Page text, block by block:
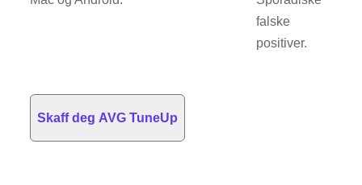
falske
positiver.
Skaff deg AVG TuneUp